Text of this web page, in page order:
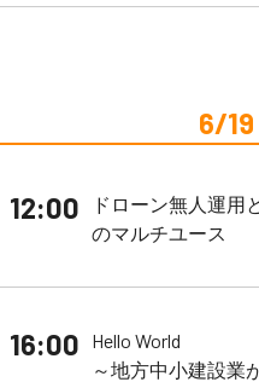
6/19
12:00
ドローン無人運用
のマルチユース
16:00
Hello World
～地方中小建設業